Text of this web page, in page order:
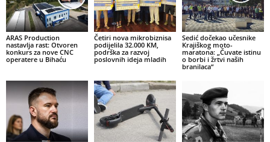
ARAS Production
nastavlja rast: Otvoren
konkurs za nove CNC
operatere u Bihaću
Četiri nova mikrobiznisa
podijelila 32.000 KM,
podrška za razvoj
poslovnih ideja mladih
Sedić dočekao učesnike
Krajiškog moto-
maratona: „Čuvate istinu
o borbi i žrtvi naših
branilaca“